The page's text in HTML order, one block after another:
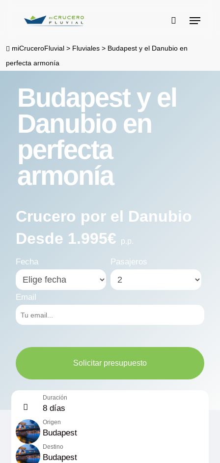
content
buscar
Menu
miCruceroFluvial > Fluviales > Budapest y el Danubio en
perfecta armonía
Budapest y el
Danubio en
perfecta
armonía
Crucero por el Danubio
Desde 1.995€
p.p.
Fecha Pasajeros
Email
Solicitar presupuesto
Duración
8 días
Origen
Budapest
Destino
Budapest